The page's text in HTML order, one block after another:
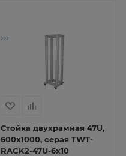
Стойка двухрамная 47U,
600x1000, серая TWT-
RACK2-47U-6x10